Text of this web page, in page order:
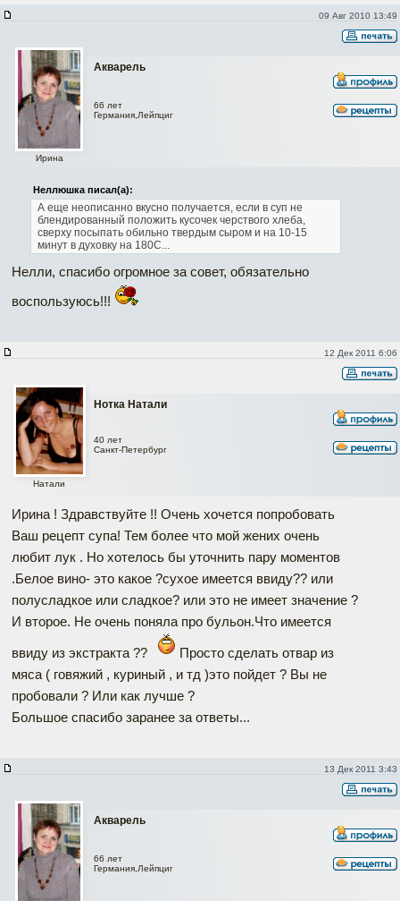
09 Авг 2010 13:49
Акварель
Ирина
66 лет
Германия,Лейпциг
Неллюшка писал(а):
А еще неописанно вкусно получается, если в суп не
блендированный положить кусочек черствого хлеба,
сверху посыпать обильно твердым сыром и на 10-15
минут в духовку на 180С...
Нелли, спасибо огромное за совет, обязательно
воспользуюсь!!!
12 Дек 2011 6:06
Нотка Натали
Натали
40 лет
Санкт-Петербург
Ирина ! Здравствуйте !! Очень хочется попробовать
Ваш рецепт супа! Тем более что мой жених очень
любит лук . Но хотелось бы уточнить пару моментов
.Белое вино- это какое ?сухое имеется ввиду?? или
полусладкое или сладкое? или это не имеет значение ?
И второе. Не очень поняла про бульон.Что имеется
ввиду из экстракта ??
Просто сделать отвар из
мяса ( говяжий , куриный , и тд )это пойдет ? Вы не
пробовали ? Или как лучше ?
Большое спасибо заранее за ответы...
13 Дек 2011 3:43
Акварель
66 лет
Германия,Лейпциг